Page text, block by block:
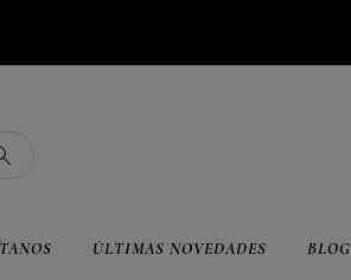
ÚLTIMAS NOVEDADES BLOG